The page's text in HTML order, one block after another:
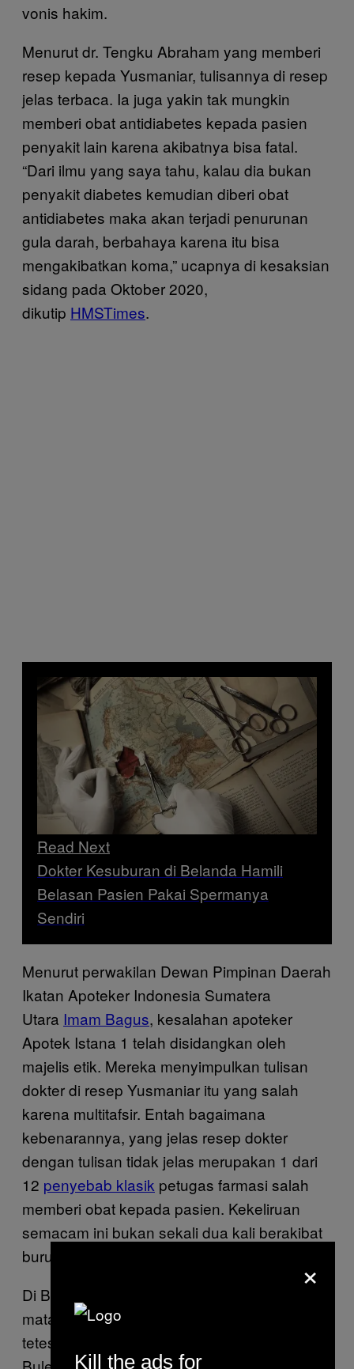
vonis hakim.
Menurut dr. Tengku Abraham yang memberi
resep kepada Yusmaniar, tulisannya di resep
jelas terbaca. Ia juga yakin tak mungkin
memberi obat antidiabetes kepada pasien
penyakit lain karena akibatnya bisa fatal.
“Dari ilmu yang saya tahu, kalau dia bukan
penyakit diabetes kemudian diberi obat
antidiabetes maka akan terjadi penurunan
gula darah, berbahaya karena itu bisa
mengakibatkan koma,” ucapnya di kesaksian
sidang pada Oktober 2020,
dikutip HMSTimes.
Read Next
Dokter Kesuburan di Belanda Hamili
Belasan Pasien Pakai Spermanya
Sendiri
Menurut perwakilan Dewan Pimpinan Daerah
Ikatan Apoteker Indonesia Sumatera
Utara Imam Bagus, kesalahan apoteker
Apotek Istana 1 telah disidangkan oleh
majelis etik. Mereka menyimpulkan tulisan
dokter di resep Yusmaniar itu yang salah
karena multitafsir. Entah bagaimana
kebenarannya, yang jelas resep dokter
dengan tulisan tidak jelas merupakan 1 dari
12 penyebab klasik petugas farmasi salah
memberi obat kepada pasien. Kekeliruan
semacam ini bukan sekali dua kali berakibat
buruk.
Di Bali pada Mei 2017, seorang pasien sakit
mata bernama
tetes telinga oleh apoteker Puskesmas
×
Kill the ads for